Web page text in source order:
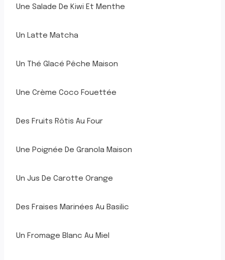
Une Salade De Kiwi Et Menthe
Un Latte Matcha
Un Thé Glacé Pêche Maison
Une Crème Coco Fouettée
Des Fruits Rôtis Au Four
Une Poignée De Granola Maison
Un Jus De Carotte Orange
Des Fraises Marinées Au Basilic
Un Fromage Blanc Au Miel